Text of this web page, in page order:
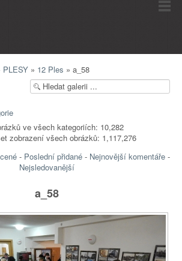
PLESY » 12 Ples » a_58
ve všech kategoriích: 10,282
zobrazení všech obrázků: 1,117,276
- Poslední přidané- Nejnovější komentáře-
Nejsledovanější
a_58